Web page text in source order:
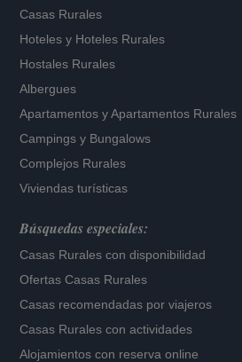
Casas Rurales
Hoteles y Hoteles Rurales
Hostales Rurales
Albergues
Apartamentos yApartamentos Rurales
Campings y Bungalows
Complejos Rurales
Viviendas turísticas
Búsquedas especiales:
Casas Rurales con disponibilidad
Ofertas Casas Rurales
Casas recomendadas por viajeros
Casas Rurales con actividades
Alojamientos con reserva online